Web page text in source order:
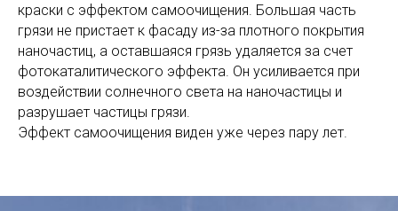
краски с эффектом самоочищения. Большая часть
грязи не пристает к фасаду из-за плотного покрытия
наночастиц, а оставшаяся грязь удаляется за счет
фотокаталитического эффекта. Он усиливается при
воздействии солнечного света на наночастицы и
разрушает частицы грязи.
Эффект самоочищения виден уже через пару лет.